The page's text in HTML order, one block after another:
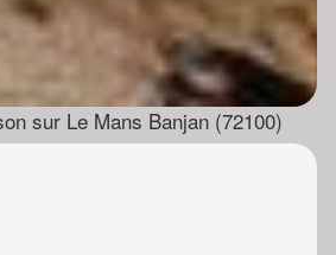
sur Le Mans Banjan (72100)